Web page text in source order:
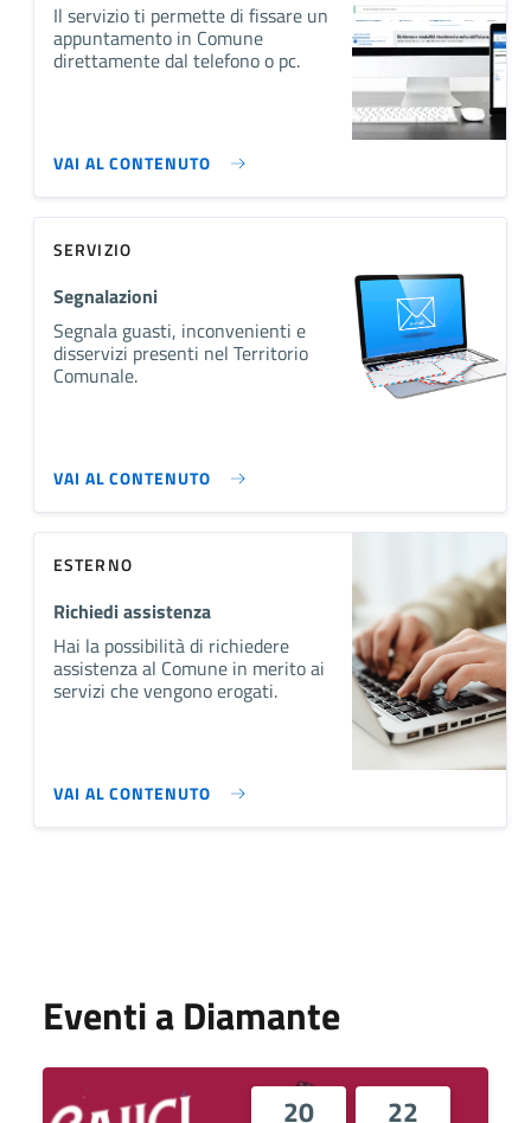
Il servizio ti permette di fissare un
appuntamento in Comune
direttamente dal telefono o pc.
VAI AL CONTENUTO
SERVIZIO
Segnalazioni
Segnala guasti, inconvenienti e
disservizi presenti nel Territorio
Comunale.
VAI AL CONTENUTO
ESTERNO
Richiedi assistenza
Hai la possibilità di richiedere
assistenza al Comune in merito ai
servizi che vengono erogati.
VAI AL CONTENUTO
Eventi a Diamante
20 22